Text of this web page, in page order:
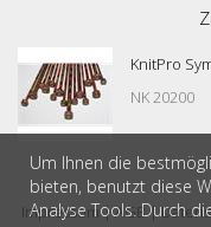
KnitPro
NK 20200
Impressum|AGB|
Um Ihnen die
bieten, benutzt diese
Analyse Tools. Durch